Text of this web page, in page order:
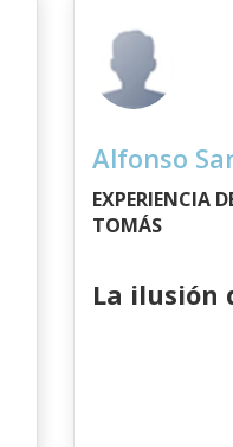
Alfonso
EXPERIENCIA
TOMÁS
La ilusión